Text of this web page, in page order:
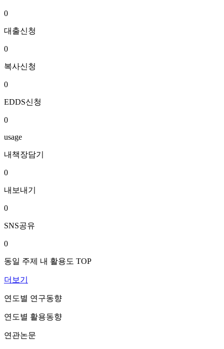
0
대출신청
0
복사신청
0
EDDS신청
0
usage
내책장담기
0
내보내기
0
SNS공유
0
동일 주제 내 활용도 TOP
더보기
연도별 연구동향
연도별 활용동향
연관논문